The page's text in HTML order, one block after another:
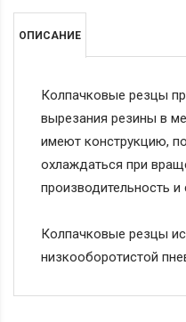
ОПИСАНИЕ
Колпачковые резцы
вырезания резины в
имеют конструкцию,
охлаждаться при
производительность
Колпачковые резцы
низкооборотистой